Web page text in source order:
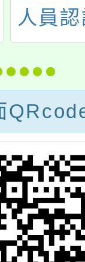
人員
教師
能研
境～
外